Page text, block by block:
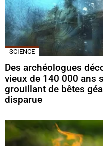
SCIENCE
Des archéologues
vieux de 140 000 ans
grouillant de bêtes
disparue